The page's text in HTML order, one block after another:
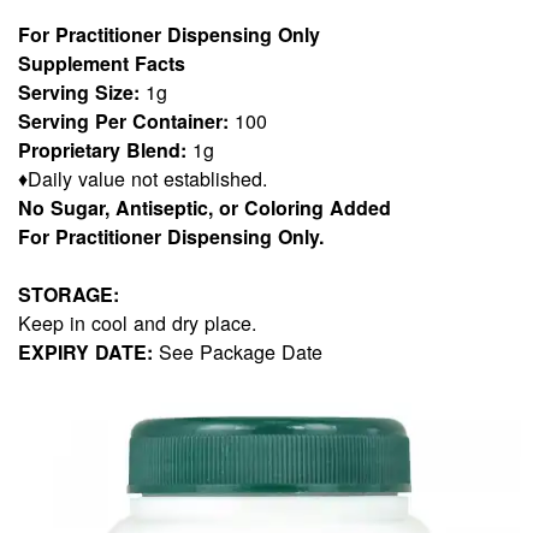
For Practitioner Dispensing Only
Supplement Facts
Serving Size: 1g
Serving Per Container: 100
Proprietary Blend: 1g
♦Daily value not established.
No Sugar, Antiseptic, or Coloring Added
For Practitioner Dispensing Only.
STORAGE:
Keep in cool and dry place.
EXPIRY DATE: See Package Date